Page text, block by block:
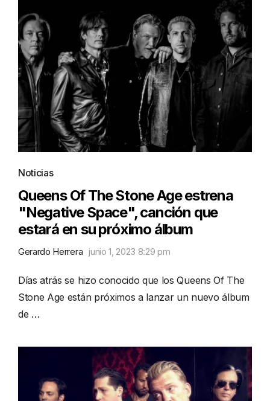
Noticias
Queens Of The Stone Age estrena
"Negative Space", canción que
estará en su próximo álbum
Gerardo Herrera junio 1, 2023 8:29 pm
Días atrás se hizo conocido que los Queens Of The
Stone Age están próximos a lanzar un nuevo álbum
de …